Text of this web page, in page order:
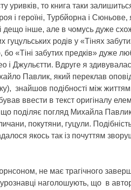
уривків, то книга таки
і героїні, Турбйорна і Сюньове,
дещо інше, але в чомусь дуже
гуцульських родів у «Тінях
бо «Тіні забутих предків» дуже
і Джульєтти. Вдруге я
Павлик, який переклав
знайшов подібності між життям
ввести в текст оригіналу
поділяє погляд Михайла
покутяни, гуцули.
якось так із почуттям
не має трагічного
наголошують, що в